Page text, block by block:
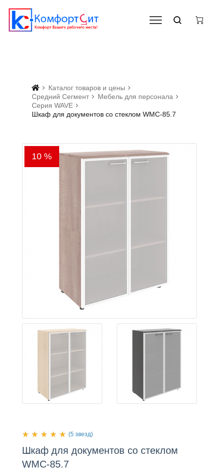
Каталог товаров и цены
Средний Сегмент
Мебель для персонала
Серия WAVE
Шкаф для документов со стеклом WMC-85.7
10 %
(5 звезд)
Шкаф для документов со стеклом
WMC-85.7